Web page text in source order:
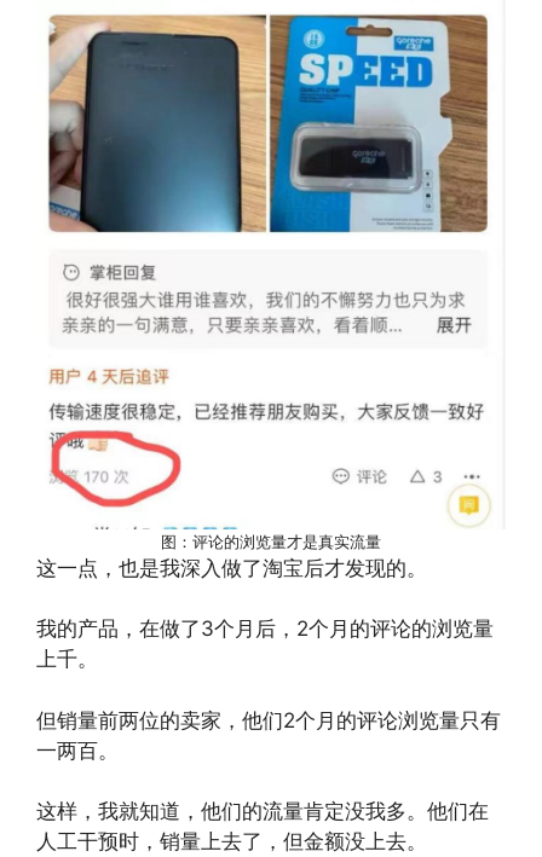
图：评论的浏览量才是真实流量
这一点，也是我深入做了淘宝后才发现的。
我的产品，在做了3个月后，2个月的评论的浏览量
上千。
但销量前两位的卖家，他们2个月的评论浏览量只有
一两百。
这样，我就知道，他们的流量肯定没我多。他们在
人工干预时，销量上去了，但金额没上去。